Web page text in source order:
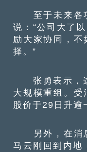
至于未来各项
说：“公司大了
励大家协同，不
择。”
张勇表示，这
大规模重组。受
股价于29日升逾
另外，在消息
马云刚回到内地